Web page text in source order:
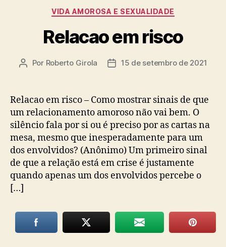
Categorias
VIDA AMOROSA E SEXUALIDADE
Relacao em risco
Autor
Por Roberto Girola
Data15 de setembro de 2021
Relacao em risco – Como mostrar sinais de que
um relacionamento amoroso não vai bem. O
silêncio fala por si ou é preciso por as cartas na
mesa, mesmo que inesperadamente para um
dos envolvidos? (Anônimo) Um primeiro sinal
de que a relação está em crise é justamente
quando apenas um dos envolvidos percebe o
[…]